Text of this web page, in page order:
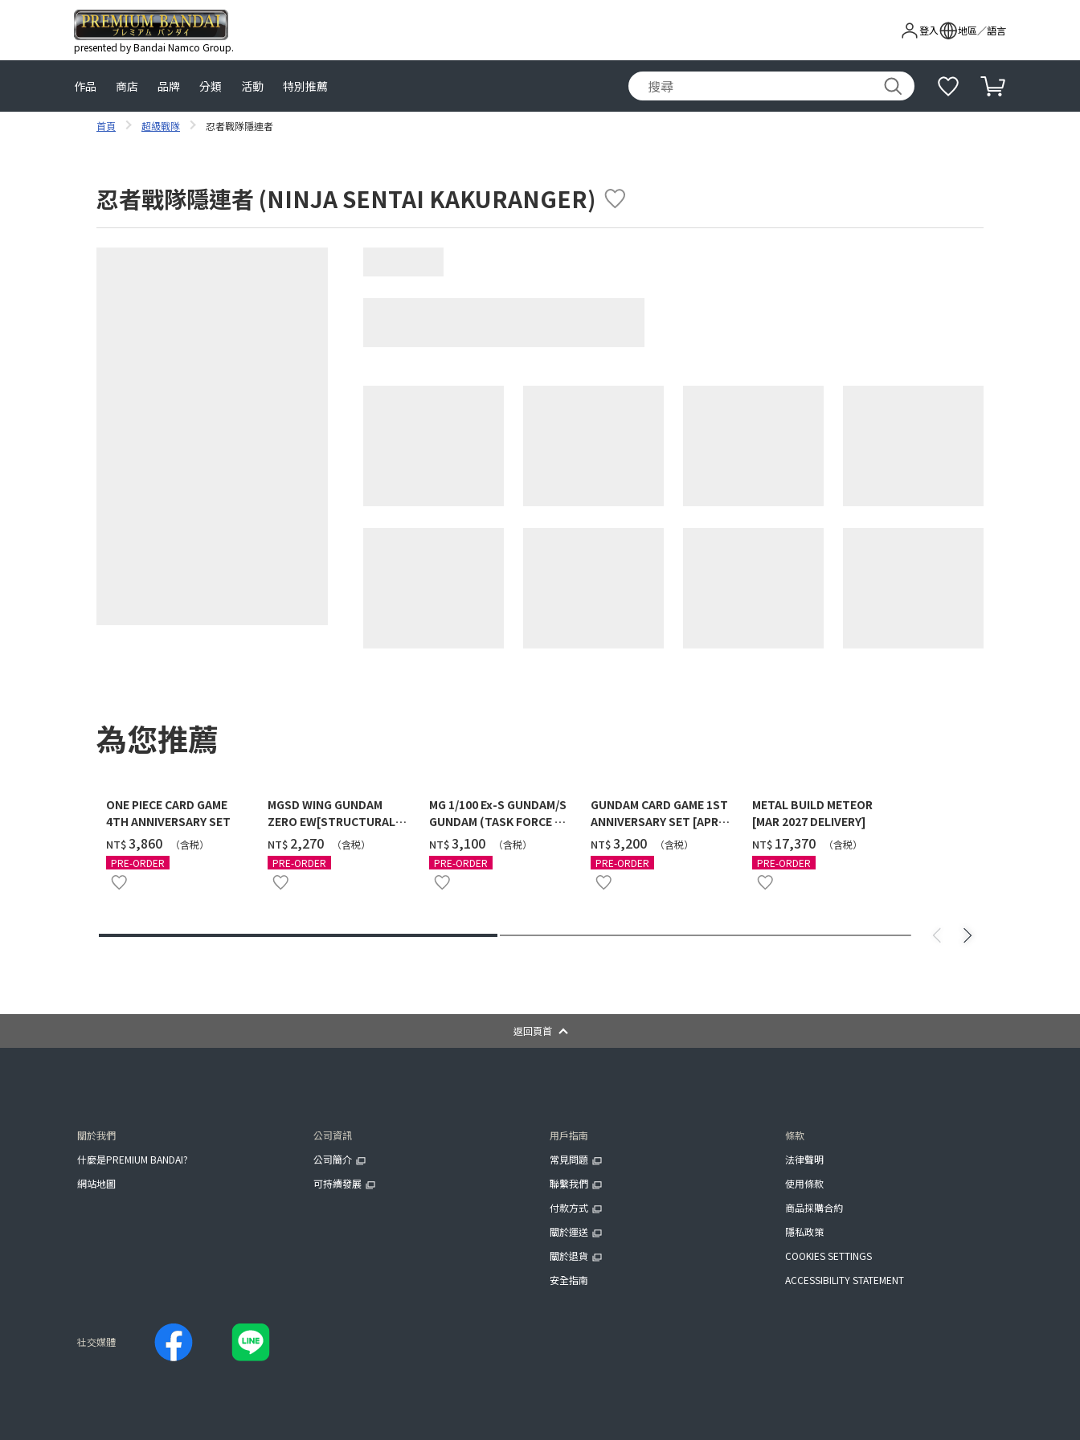
presented by Bandai Namco Group.
登入 地區／語言
作品 商店 品牌 分類 活動 特別推薦
首頁 超級戰隊 忍者戰隊隱連者
忍者戰隊隱連者 (NINJA SENTAI KAKURANGER)
為您推薦
ONE PIECE CARD GAME
4TH ANNIVERSARY SET
NT$‌3,860
（含税）
PRE-ORDER
MGSD WING GUNDAM
ZERO EW[STRUCTURAL
COATING/BLACK] [2026年
12月發送]
NT$ ‌2,270
（含税）
PRE-ORDER
MG 1/100 Ex-S GUNDAM/S
GUNDAM (TASK FORCE α
Ver.) [2026年10月發送]
NT$‌3,100
（含税）
PRE-ORDER
GUNDAM CARD GAME 1ST
ANNIVERSARY SET [APR
2027 DELIVERY]
NT$‌3,200
（含税）
PRE-ORDER
METAL BUILD METEOR
[MAR 2027 DELIVERY]
NT$ ‌17,370
（含税）
PRE-ORDER
返回頁首
關於我們
什麼是PREMIUM BANDAI?
網站地圖
公司資訊
公司簡介
可持續發展
用戶指南
常見問題
聯繫我們
付款方式
關於運送
關於退貨
安全指南
條款
法律聲明
使用條款
商品採購合約
隱私政策
COOKIES SETTINGS
ACCESSIBILITY STATEMENT
社交媒體